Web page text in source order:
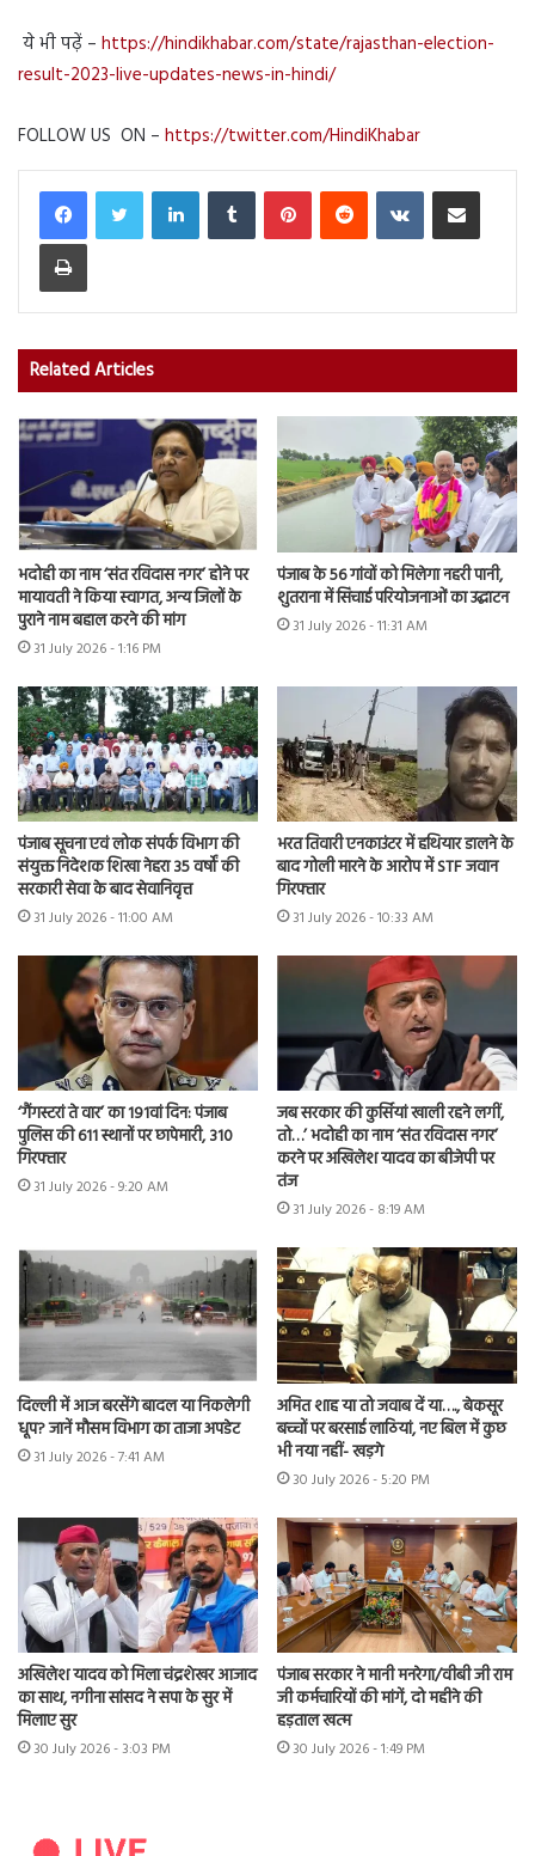
ये भी पढ़ें – https://hindikhabar.com/state/rajasthan-election-
result-2023-live-updates-news-in-hindi/
FOLLOW US ON – https://twitter.com/HindiKhabar
LinkedInTumblr PinterestReddit VKontakteShare via Email
Print
Related Articles
भदोही का नाम ‘संत रविदास नगर’ होने पर
मायावती ने किया स्वागत, अन्य जिलों के
पुराने नाम बहाल करने की मांग
31 July 2026 - 1:16 PM
पंजाब के 56 गांवों को मिलेगा नहरी पानी,
शुतराना में सिंचाई परियोजनाओं का उद्घाटन
31 July 2026 - 11:31 AM
पंजाब सूचना एवं लोक संपर्क विभाग की
संयुक्त निदेशक शिखा नेहरा 35 वर्षों की
सरकारी सेवा के बाद सेवानिवृत्त
31 July 2026 - 11:00 AM
भरत तिवारी एनकाउंटर में हथियार डालने के
बाद गोली मारने के आरोप में STF जवान
गिरफ्तार
31 July 2026 - 10:33 AM
‘गैंगस्टरां ते वार’ का 191वां दिन: पंजाब
पुलिस की 611 स्थानों पर छापेमारी, 310
गिरफ्तार
31 July 2026 - 9:20 AM
जब सरकार की कुर्सियां खाली रहने लगीं,
तो…’ भदोही का नाम ‘संत रविदास नगर’
करने पर अखिलेश यादव का बीजेपी पर
तंज
31 July 2026 - 8:19 AM
दिल्ली में आज बरसेंगे बादल या निकलेगी
धूप? जानें मौसम विभाग का ताजा अपडेट
31 July 2026 - 7:41 AM
अमित शाह या तो जवाब दें या…., बेकसूर
बच्चों पर बरसाई लाठियां, नए बिल में कुछ
भी नया नहीं- खड़गे
30 July 2026 - 5:20 PM
अखिलेश यादव को मिला चंद्रशेखर आजाद
का साथ, नगीना सांसद ने सपा के सुर में
मिलाए सुर
30 July 2026 - 3:03 PM
पंजाब सरकार ने मानी मनरेगा/वीबी जी राम
जी कर्मचारियों की मांगें, दो महीने की
हड़ताल खत्म
30 July 2026 - 1:49 PM